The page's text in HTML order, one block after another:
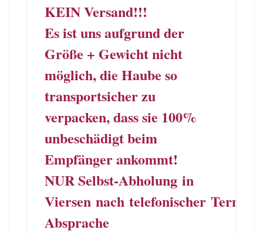
KEIN Versand!!!
Es ist uns aufgrund der
Größe + Gewicht nicht
möglich, die Haube so
transportsicher zu
verpacken, dass sie 100%
unbeschädigt beim
Empfänger ankommt!
NUR Selbst-Abholung in
Viersen nach telefonischer Termin
Absprache